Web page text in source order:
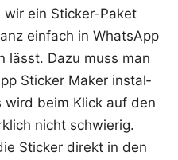
wir ein Sti­cker-Paket
ein­fach in Whats­App
lässt. Dazu muss man
Sti­cker Maker instal­
wird beim Klick auf den
nicht schwie­rig.
Sti­cker direkt in den